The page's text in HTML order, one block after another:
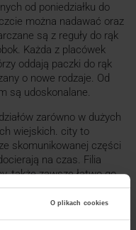
O plikach cookies
od poniedziałku do
można nadawać oraz
są z reguły do rąk
Każda z placówek
oddają paczki do rąk
o nowe rodzaje. Od
są udoskonalane.
zarówno w dużych
wiejskich. city to
skomunikowanej części
na czas. Filia
także zawsze łatwo go